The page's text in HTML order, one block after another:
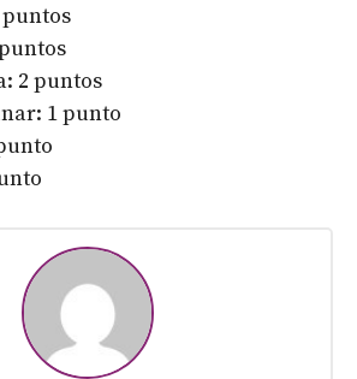
2 puntos
1 punto